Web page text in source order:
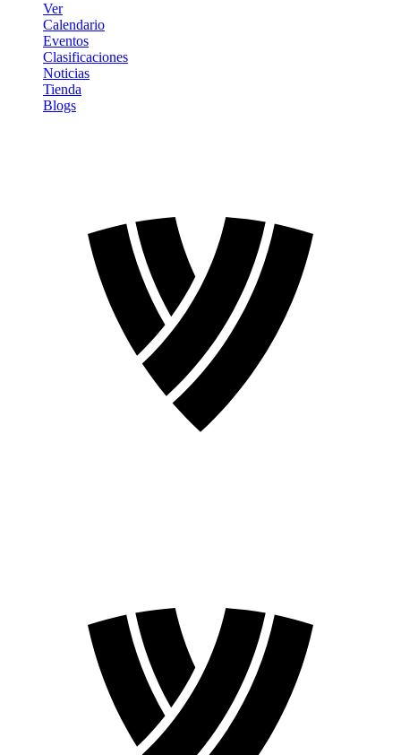
Ver
Calendario
Eventos
Clasificaciones
Noticias
Tienda
Blogs